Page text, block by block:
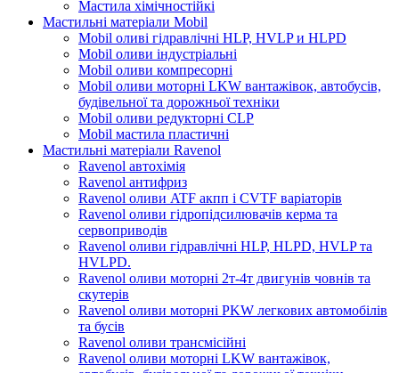
Мастила хімічностійкі
Мастильні матеріали Mobil
Mobil оливі гідравлічні HLP, HVLP и HLPD
Mobil оливи індустріальні
Mobil оливи компресорні
Mobil оливи моторні LKW вантажівок, автобусів,
будівельної та дорожньої техніки
Mobil оливи редукторні CLP
Mobil мастила пластичні
Мастильні матеріали Ravenol
Ravenol автохімія
Ravenol антифриз
Ravenol оливи ATF акпп і CVTF варіаторів
Ravenol оливи гідропідсилювачів керма та
сервоприводів
Ravenol оливи гідравлічні HLP, HLPD, HVLP та
HVLPD.
Ravenol оливи моторні 2т-4т двигунів човнів та
скутерів
Ravenol оливи моторні PKW легкових автомобілів
та бусів
Ravenol оливи трансмісійні
Ravenol оливи моторні LKW вантажівок,